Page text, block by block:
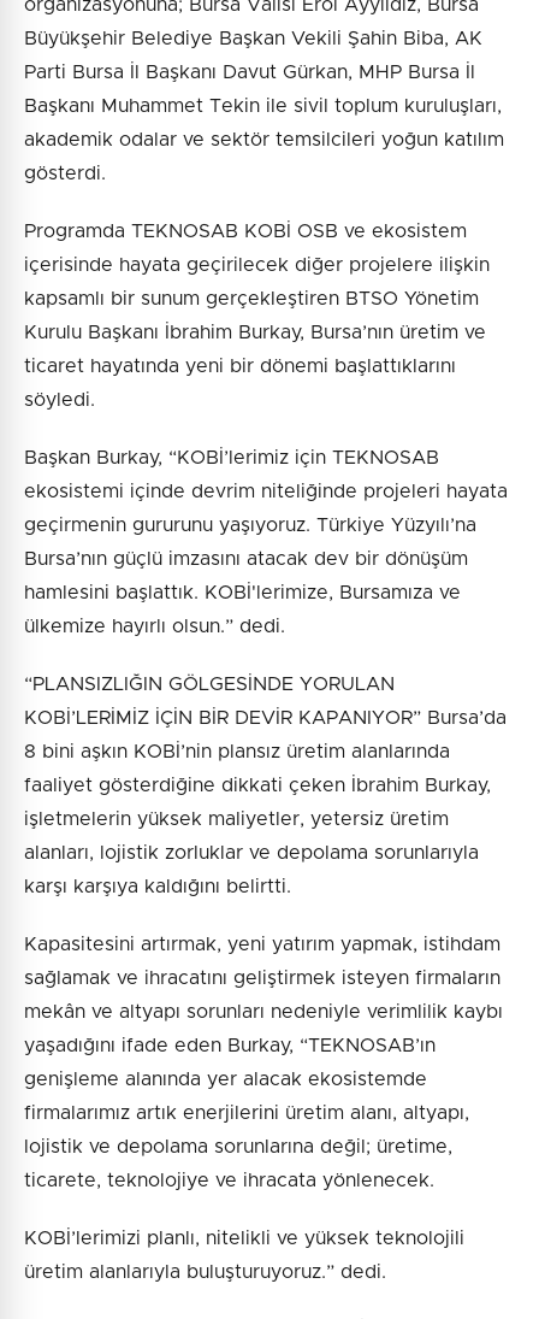
organizasyonuna; Bursa Valisi Erol Ayyıldız, Bursa
Büyükşehir Belediye Başkan Vekili Şahin Biba, AK
Parti Bursa İl Başkanı Davut Gürkan, MHP Bursa İl
Başkanı Muhammet Tekin ile sivil toplum kuruluşları,
akademik odalar ve sektör temsilcileri yoğun katılım
gösterdi.
Programda TEKNOSAB KOBİ OSB ve ekosistem
içerisinde hayata geçirilecek diğer projelere ilişkin
kapsamlı bir sunum gerçekleştiren BTSO Yönetim
Kurulu Başkanı İbrahim Burkay, Bursa’nın üretim ve
ticaret hayatında yeni bir dönemi başlattıklarını
söyledi.
Başkan Burkay, “KOBİ’lerimiz için TEKNOSAB
ekosistemi içinde devrim niteliğinde projeleri hayata
geçirmenin gururunu yaşıyoruz. Türkiye Yüzyılı’na
Bursa’nın güçlü imzasını atacak dev bir dönüşüm
hamlesini başlattık. KOBİ'lerimize, Bursamıza ve
ülkemize hayırlı olsun.” dedi.
“PLANSIZLIĞIN GÖLGESİNDE YORULAN
KOBİ’LERİMİZ İÇİN BİR DEVİR KAPANIYOR” Bursa’da
8 bini aşkın KOBİ’nin plansız üretim alanlarında
faaliyet gösterdiğine dikkati çeken İbrahim Burkay,
işletmelerin yüksek maliyetler, yetersiz üretim
alanları, lojistik zorluklar ve depolama sorunlarıyla
karşı karşıya kaldığını belirtti.
Kapasitesini artırmak, yeni yatırım yapmak, istihdam
sağlamak ve ihracatını geliştirmek isteyen firmaların
mekân ve altyapı sorunları nedeniyle verimlilik kaybı
yaşadığını ifade eden Burkay, “TEKNOSAB’ın
genişleme alanında yer alacak ekosistemde
firmalarımız artık enerjilerini üretim alanı, altyapı,
lojistik ve depolama sorunlarına değil; üretime,
ticarete, teknolojiye ve ihracata yönlenecek.
KOBİ’lerimizi planlı, nitelikli ve yüksek teknolojili
üretim alanlarıyla buluşturuyoruz.” dedi.